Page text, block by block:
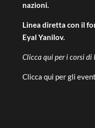
nazioni.
Linea diretta con il
Eyal Yanilov.
Clicca qui per icorsi di
Clicca qui per gli